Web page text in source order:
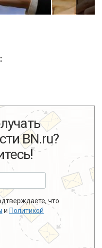
BN.ru?
что
и Политикой